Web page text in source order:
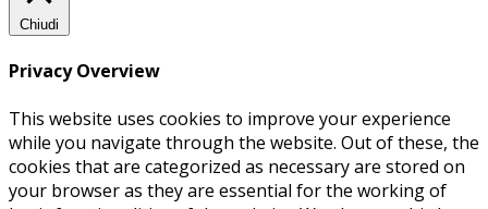
Chiudi
Privacy Overview
This website uses cookies to improve your experience
while you navigate through the website. Out of these, the
cookies that are categorized as necessary are stored on
your browser as they are essential for the working of